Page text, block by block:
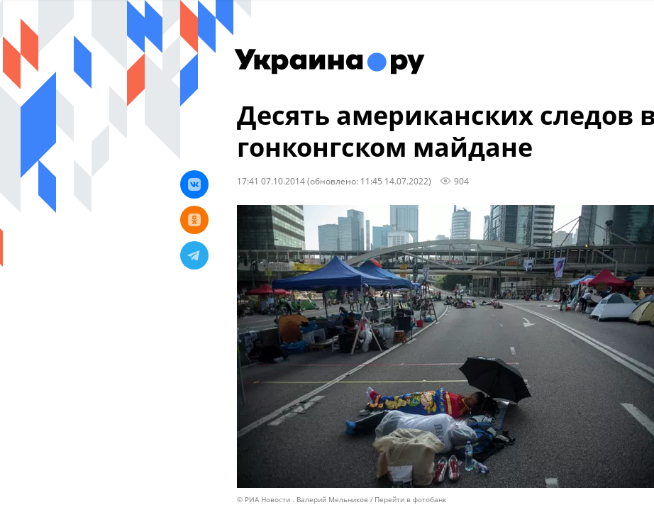
Десять американских следов
гонконгском майдане
17:41 07.10.2014(обновлено: 11:45 14.07.2022) 904
© РИА Новости . Валерий Мельников Перейти в фотобанк